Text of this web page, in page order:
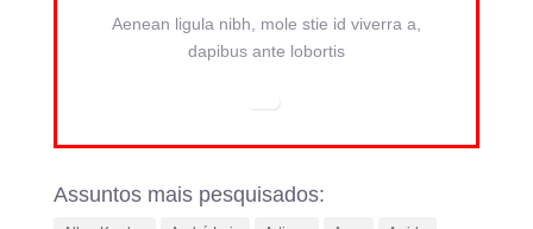
Aenean ligula nibh, mole stie id viverra a,
dapibus ante lobortis
Assuntos mais pesquisados: